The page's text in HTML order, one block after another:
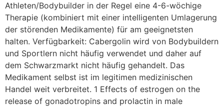
Athleten/Bodybuilder in der Regel eine 4-6-wöchige
Therapie (kombiniert mit einer intelligenten Umlagerung
der störenden Medikamente) für am geeignetsten
halten. Verfügbarkeit: Cabergolin wird von Bodybuildern
und Sportlern nicht häufig verwendet und daher auf
dem Schwarzmarkt nicht häufig gehandelt. Das
Medikament selbst ist im legitimen medizinischen
Handel weit verbreitet. 1 Effects of estrogen on the
release of gonadotropins and prolactin in male